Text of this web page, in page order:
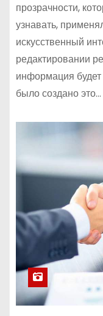
прозрачности,
узнавать,
искусственный
редактировании
информация будет
было создано это…